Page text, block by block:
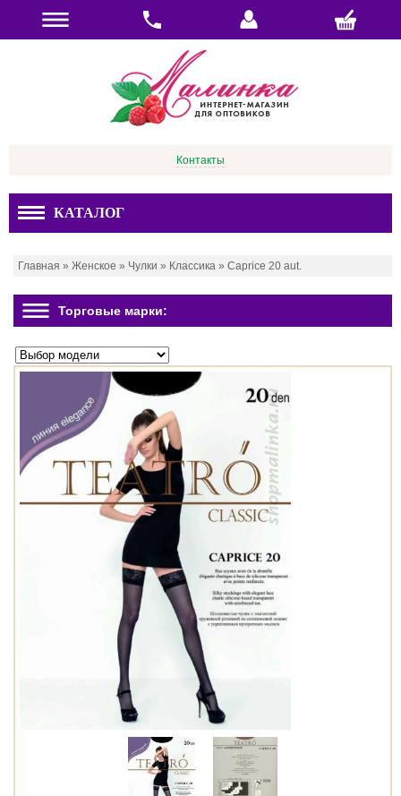
Контакты
КАТАЛОГ
Главная » Женское » Чулки » Классика » Caprice 20 aut.
Торговые марки: